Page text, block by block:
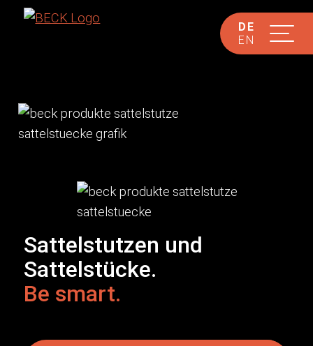
DE
EN
Sattelstutzen und
Sattelstücke.
Be smart.